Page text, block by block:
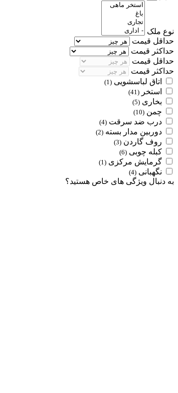
نوع ملک
حداقل قیمت
حداکثر قیمت
حداقل قیمت
حداکثر قیمت
اتاق لباسشویی (1)
استخر (41)
بخاری (5)
چمن (10)
درب ضد سرقت (4)
دوربین مدار بسته (2)
روف گاردن (3)
کبله چوبی (6)
گرمایش مرکزی (1)
نگهبانی (4)
به دنبال ویژگی های خاص هستید؟